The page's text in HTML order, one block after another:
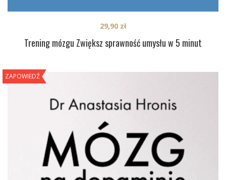
Trening mózgu Zwiększ sprawność umysłu w 5 minut
29,90 zł
ZAPOWIEDŹ